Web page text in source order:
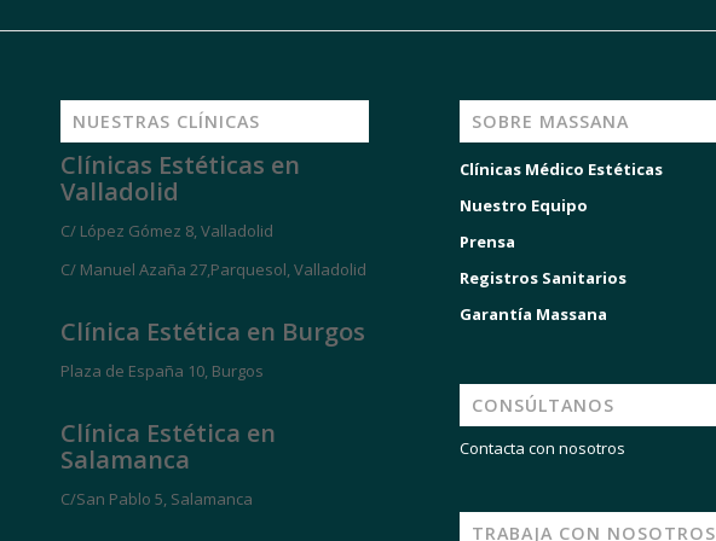
NUESTRAS CLÍNICAS
Clínicas Estéticas en
Valladolid
C/ López Gómez 8, Valladolid
C/ Manuel Azaña 27,Parquesol, Valladolid
Clínica Estética en Burgos
Plaza de España 10, Burgos
Clínica Estética en
Salamanca
C/San Pablo 5, Salamanca
SOBRE MASSANA
Clínicas Médico Estéticas
Nuestro Equipo
Prensa
Registros Sanitarios
Garantía Massana
CONSÚLTANOS
Contacta con nosotros
TRABAJA CON NOSOTROS